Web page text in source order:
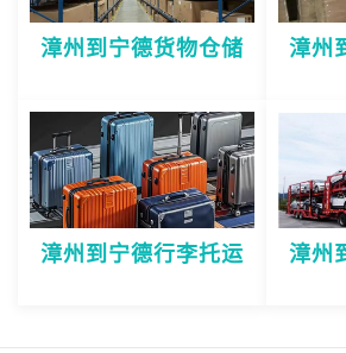
漳州到宁德货物仓储 漳州
漳州到宁德行李托运 漳州